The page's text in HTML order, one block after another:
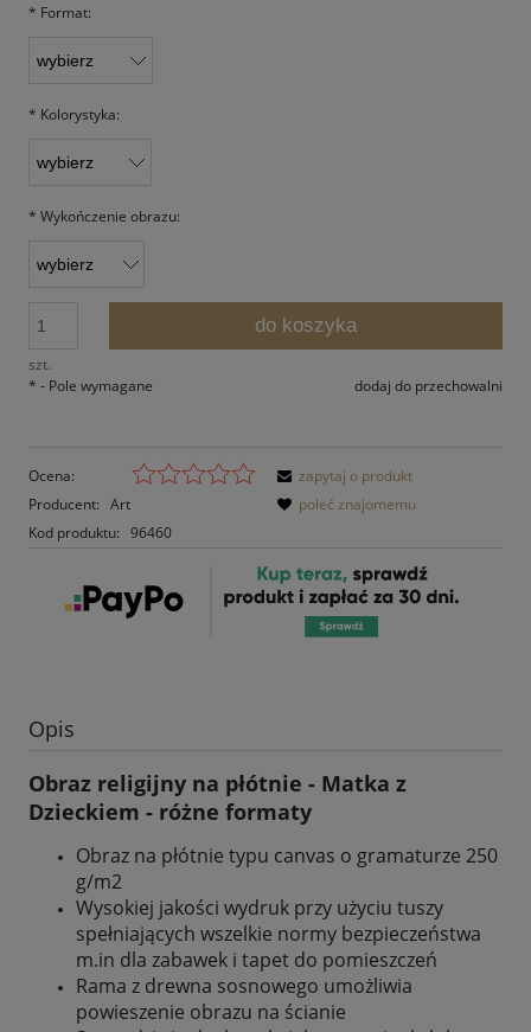
* Format:
* Kolorystyka:
* Wykończenie obrazu:
szt.
do koszyka
dodaj do przechowalni
* - Pole wymagane
Ocena:
Producent: Art
Kod produktu: 96460
zapytaj o produkt
poleć znajomemu
Opis
Obraz religijny na płótnie - Matka z
Dzieckiem - różne formaty
Obraz na płótnie typu canvas o gramaturze 250
g/m2
Wysokiej jakości wydruk przy użyciu tuszy
spełniających wszelkie normy bezpieczeństwa
m.in dla zabawek i tapet do pomieszczeń
Rama z drewna sosnowego umożliwia
powieszenie obrazu na ścianie